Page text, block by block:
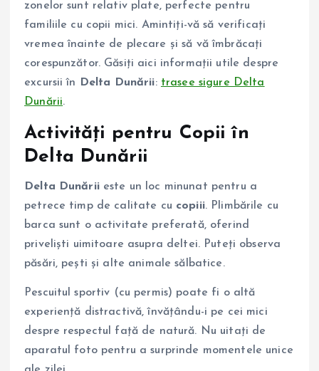
zonelor sunt relativ plate, perfecte pentru
familiile cu copii mici. Amintiți-vă să verificați
vremea înainte de plecare și să vă îmbrăcați
corespunzător. Găsiți aici informații utile despre
excursii în
Delta Dunării: trasee sigure Delta
Dunării.
Activități pentru Copii în
Delta Dunării
Delta Dunăriieste un loc minunat pentru a
petrece timp de calitate cu copiii. Plimbările cu
barca sunt o activitate preferată, oferind
priveliști uimitoare asupra deltei. Puteți observa
păsări, pești și alte animale sălbatice.
Pescuitul sportiv (cu permis) poate fi o altă
experiență distractivă, învățându-i pe cei mici
despre respectul față de natură. Nu uitați de
aparatul foto pentru a surprinde momentele unice